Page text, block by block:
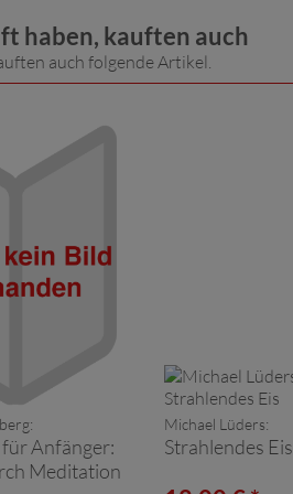
haben, kauften auch
auch folgende Artikel.
Anfänger:
Meditation
Michael Lüders:
Strahlendes Eis